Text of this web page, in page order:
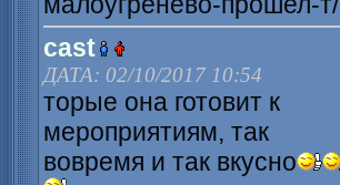
cast
ДАТА: 02/10/2017 10:54
торые она готовит к
мероприятиям, так
вовремя и так вкусно